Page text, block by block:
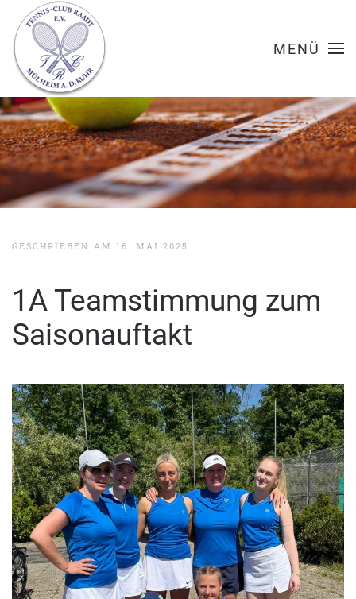
MENÜ
GESCHRIEBEN AM 16. MAI 2025 .
1A Teamstimmung zum
Saisonauftakt